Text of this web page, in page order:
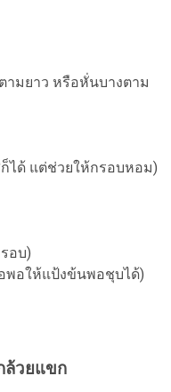
ามยาว หรือหั่นบางตาม
ได้ แต่ช่วยให้กรอบหอม)
อบ)
พอให้แป้งข้นพอชุบได้)
ล้วยแขก